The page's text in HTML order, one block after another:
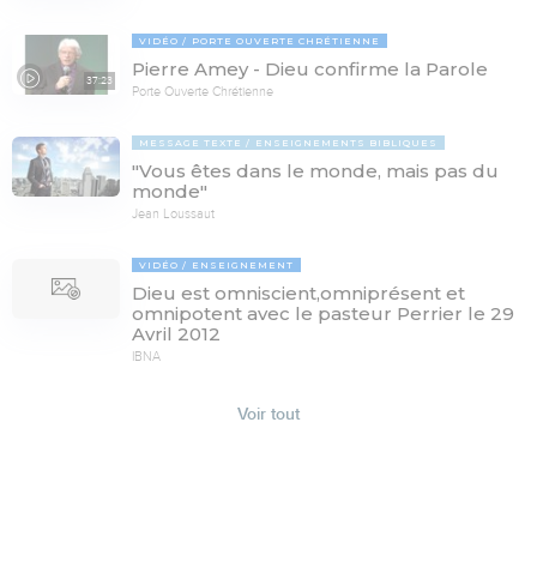
37:23
VIDÉO PORTE OUVERTE CHRÉTIENNE
Pierre Amey - Dieu confirme la Parole
Porte Ouverte Chrétienne
MESSAGE TEXTE ENSEIGNEMENTS BIBLIQUES
"Vous êtes dans le monde, mais pas du
monde"
Jean Loussaut
VIDÉO ENSEIGNEMENT
Dieu est omniscient,omniprésent et
omnipotent avec le pasteur Perrier le 29
Avril 2012
IBNA
Voir tout